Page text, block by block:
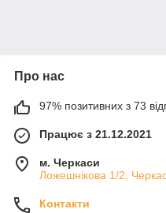
Про нас
97% позитивних з 73
Працює з 21.12.2021
м. Черкаси
Ложешнікова 1/2,
Контакти